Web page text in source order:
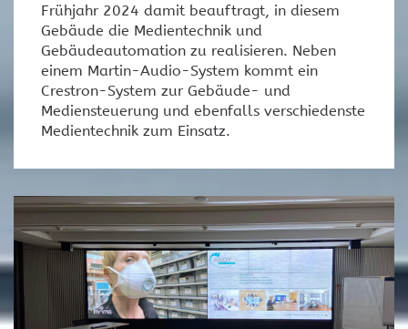
Frühjahr 2024 damit beauftragt, in diesem
Gebäude die Medientechnik und
Gebäudeautomation zu realisieren. Neben
einem Martin-Audio-System kommt ein
Crestron-System zur Gebäude- und
Mediensteuerung und ebenfalls verschiedenste
Medientechnik zum Einsatz.